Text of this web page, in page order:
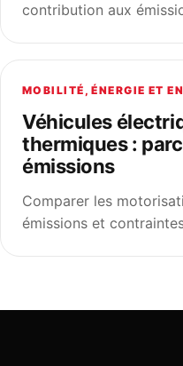
contribution aux
MOBILITÉ, ÉNERGIE ET
Véhicules
thermiques :
émissions
Comparer les
émissions et